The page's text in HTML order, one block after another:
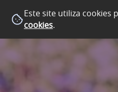
Este site utiliza cookies
cookies.